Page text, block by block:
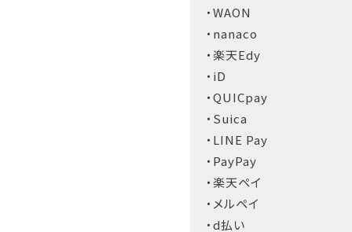
・WAON
・nanaco
・楽天Edy
・iD
・QUICpay
・Suica
・LINE Pay
・PayPay
・楽天ペイ
・メルペイ
・d払い